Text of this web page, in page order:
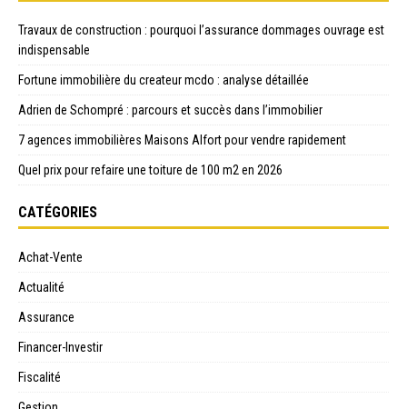
Travaux de construction : pourquoi l’assurance dommages ouvrage est
indispensable
Fortune immobilière du createur mcdo : analyse détaillée
Adrien de Schompré : parcours et succès dans l’immobilier
7 agences immobilières Maisons Alfort pour vendre rapidement
Quel prix pour refaire une toiture de 100 m2 en 2026
CATÉGORIES
Achat-Vente
Actualité
Assurance
Financer-Investir
Fiscalité